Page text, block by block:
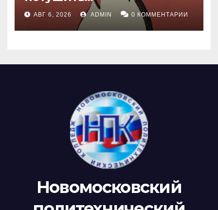
АВГ 6, 2026 ADMIN 0 КОММЕНТАРИИ
Новомосковский